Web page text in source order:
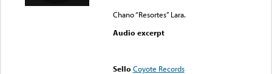
Chano “Resortes” Lara.
Audio excerpt
Sello Coyote Records